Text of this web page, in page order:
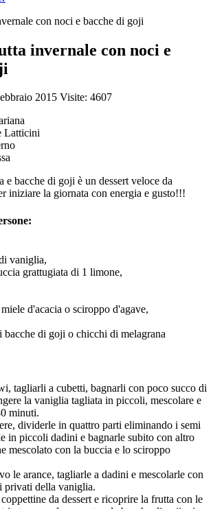
invernale con noci e
2015 Visite: 4607
Latticini
e bacche di goji è un dessert veloce da
iniziare la giornata con energia e gusto!!!
vaniglia,
grattugiata di 1 limone,
d'acacia o sciroppo d'agave,
bacche di goji o chicchi di melagrana
tagliarli a cubetti, bagnarli con poco succo di
la vaniglia tagliata in piccoli, mescolare e
minuti.
dividerle in quattro parti eliminando i semi
in piccoli dadini e bagnarle subito con altro
mescolato con la buccia e lo sciroppo
le arance, tagliarle a dadini e mescolarle con
privati della vaniglia.
da dessert e ricoprire la frutta con le